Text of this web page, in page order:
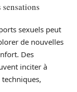
sexuels peut
de nouvelles
Des
inciter à